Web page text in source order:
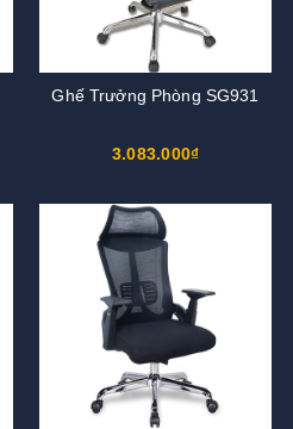
Ghế Trưởng Phòng SG931
3.083.000₫